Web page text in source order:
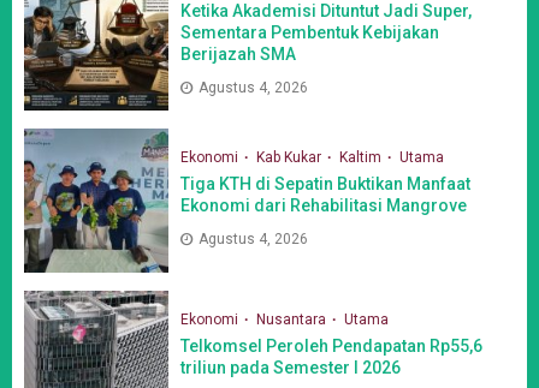
Ketika Akademisi Dituntut Jadi Super,
Sementara Pembentuk Kebijakan
Berijazah SMA
Agustus 4, 2026
Ekonomi Kab Kukar Kaltim Utama
Tiga KTH di Sepatin Buktikan Manfaat
Ekonomi dari Rehabilitasi Mangrove
Agustus 4, 2026
Ekonomi Nusantara Utama
Telkomsel Peroleh Pendapatan Rp55,6
triliun pada Semester I 2026